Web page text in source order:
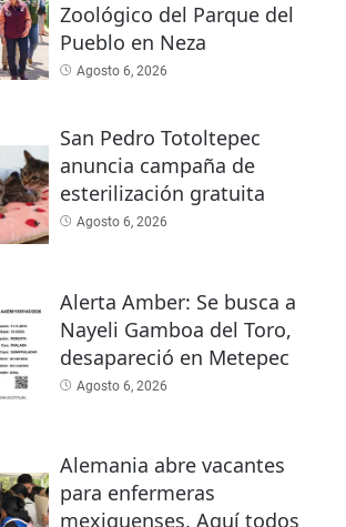
Zoológico del Parque del
Pueblo en Neza
Agosto 6, 2026
San Pedro Totoltepec
anuncia campaña de
esterilización gratuita
Agosto 6, 2026
Alerta Amber: Se busca a
Nayeli Gamboa del Toro,
desapareció en Metepec
Agosto 6, 2026
Alemania abre vacantes
para enfermeras
mexiquenses. Aquí todos